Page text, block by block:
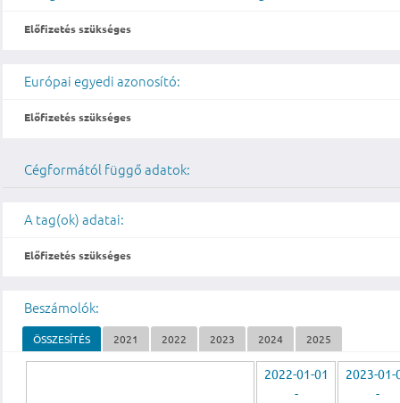
Előfizetés szükséges
Európai egyedi azonosító:
Előfizetés szükséges
Cégformától függő adatok:
A tag(ok) adatai:
Előfizetés szükséges
Beszámolók:
ÖSSZESÍTÉS 2021 2022 2023 2024 2025
2022-01-01
-
2023-01-
-